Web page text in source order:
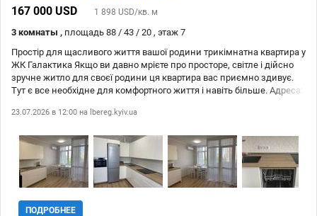
167 000 USD
1 898 USD/кв. м
3 комнаты , площадь 88 / 43 / 20 , этаж 7
Простір для щасливого життя вашої родини трикімнатна квартира у
ЖК Галактика Якщо ви давно мрієте про просторе, світле і дійсно
зручне житло для своєї родини ця квартира вас приємно здивує.
Тут є все необхідне для комфортного життя і навіть більше. Адреса:
метро Лівобережна всього 5 хвилин пішки. Чому саме ця квартира?
кімнати, велика кухня, два санвузли, лоджія. Кожен член сім #39;ї
матиме свій особистий простір. Сучасний євроремонт приємний
інтер #39;єр, якісні матеріали, затишна атмосфера. Заїжджайте та
живіть ...
23.07.2026 в 12:00 на lbereg.kyiv.ua
ПОДРОБНЕЕ